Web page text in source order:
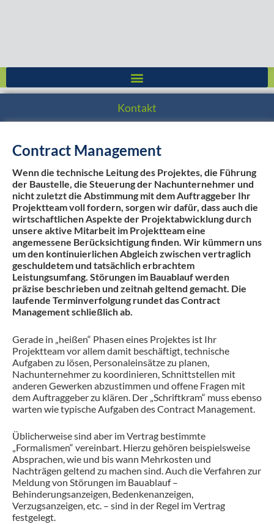
Kontakt
Contract Management
Wenn die technische Leitung des Projektes, die Führung
der Baustelle, die Steuerung der Nachunternehmer und
nicht zuletzt die Abstimmung mit dem Auftraggeber Ihr
Projektteam voll fordern, sorgen wir dafür, dass auch die
wirtschaftlichen Aspekte der Projektabwicklung durch
unsere aktive Mitarbeit im Projektteam eine
angemessene Berücksichtigung finden. Wir kümmern uns
um den kontinuierlichen Abgleich zwischen vertraglich
geschuldetem und tatsächlich erbrachtem
Leistungsumfang. Störungen im Bauablauf werden
präzise beschrieben und zeitnah geltend gemacht. Die
laufende Terminverfolgung rundet das Contract
Management schließlich ab.
Gerade in „heißen“ Phasen eines Projektes ist Ihr
Projektteam vor allem damit beschäftigt, technische
Aufgaben zu lösen, Personaleinsätze zu planen,
Nachunternehmer zu koordinieren, Schnittstellen mit
anderen Gewerken abzustimmen und offene Fragen mit
dem Auftraggeber zu klären. Der „Schriftkram“ muss ebenso
warten wie typische Aufgaben des Contract Management.
Üblicherweise sind aber im Vertrag bestimmte
„Formalismen“ vereinbart. Hierzu gehören beispielsweise
Absprachen, wie und bis wann Mehrkosten und
Nachträgen geltend zu machen sind. Auch die Verfahren zur
Meldung von Störungen im Bauablauf –
Behinderungsanzeigen, Bedenkenanzeigen,
Verzugsanzeigen, etc. – sind in der Regel im Vertrag
festgelegt.